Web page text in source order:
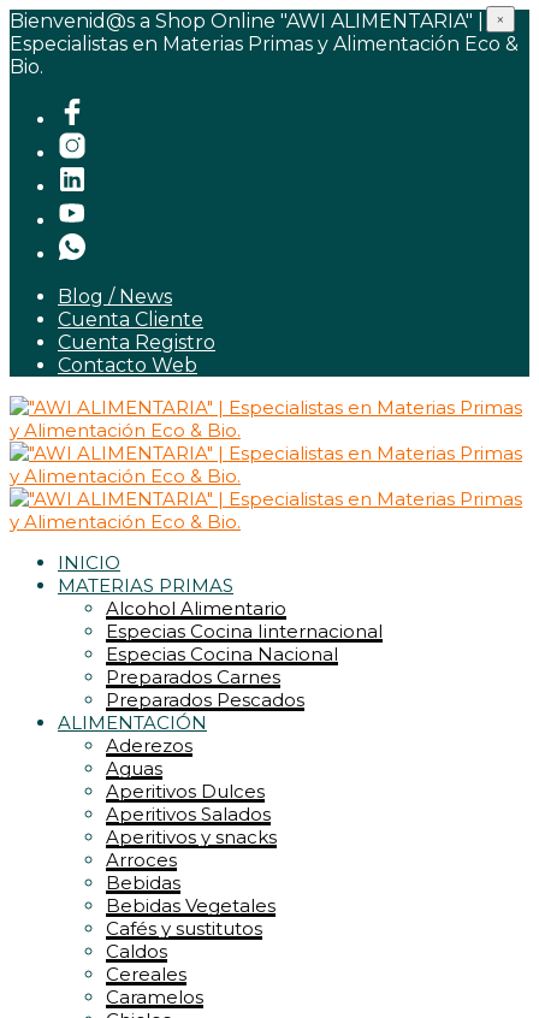
Bienvenid@s a Shop Online "AWI ALIMENTARIA" |
Especialistas en Materias Primas y Alimentación Eco &
Bio.
Blog / News
Cuenta Cliente
Cuenta Registro
Contacto Web
INICIO
MATERIAS PRIMAS
Alcohol Alimentario
Especias Cocina Iinternacional
Especias Cocina Nacional
Preparados Carnes
Preparados Pescados
ALIMENTACIÓN
Aderezos
Aguas
Aperitivos Dulces
Aperitivos Salados
Aperitivos y snacks
Arroces
Bebidas
Bebidas Vegetales
Cafés y sustitutos
Caldos
Cereales
Caramelos
×